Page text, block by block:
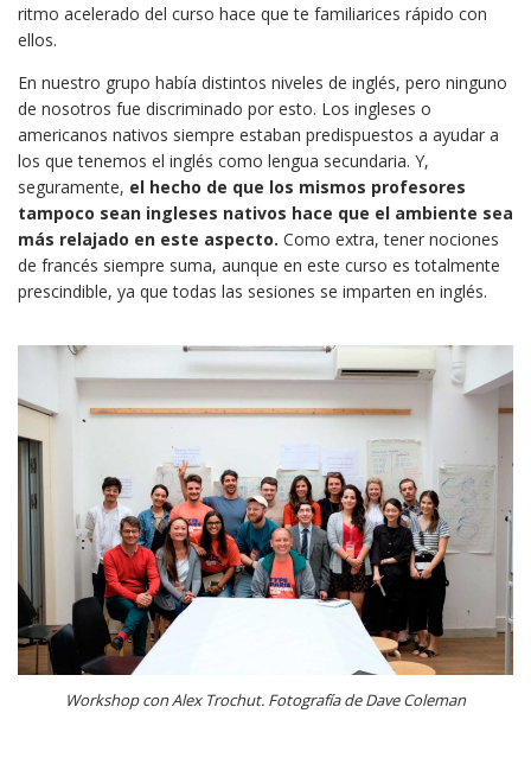
ritmo acelerado del curso hace que te familiarices rápido con
ellos.
En nuestro grupo había distintos niveles de inglés, pero ninguno
de nosotros fue discriminado por esto. Los ingleses o
americanos nativos siempre estaban predispuestos a ayudar a
los que tenemos el inglés como lengua secundaria. Y,
seguramente, el hecho de que los mismos profesores
tampoco sean ingleses nativos hace que el ambiente sea
más relajado en este aspecto. Como extra, tener nociones
de francés siempre suma, aunque en este curso es totalmente
prescindible, ya que todas las sesiones se imparten en inglés.
Workshop con Alex Trochut. Fotografía de Dave Coleman